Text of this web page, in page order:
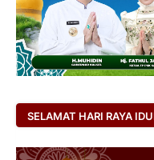
SELAMAT HARI RAYA